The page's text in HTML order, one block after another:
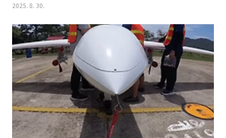
url="https://kmong.com/gig/317273" data-og-
image="https://blog.kakaocdn.net/dna/i5ADp/hyZDaWYOKo/
2025. 8. 30.